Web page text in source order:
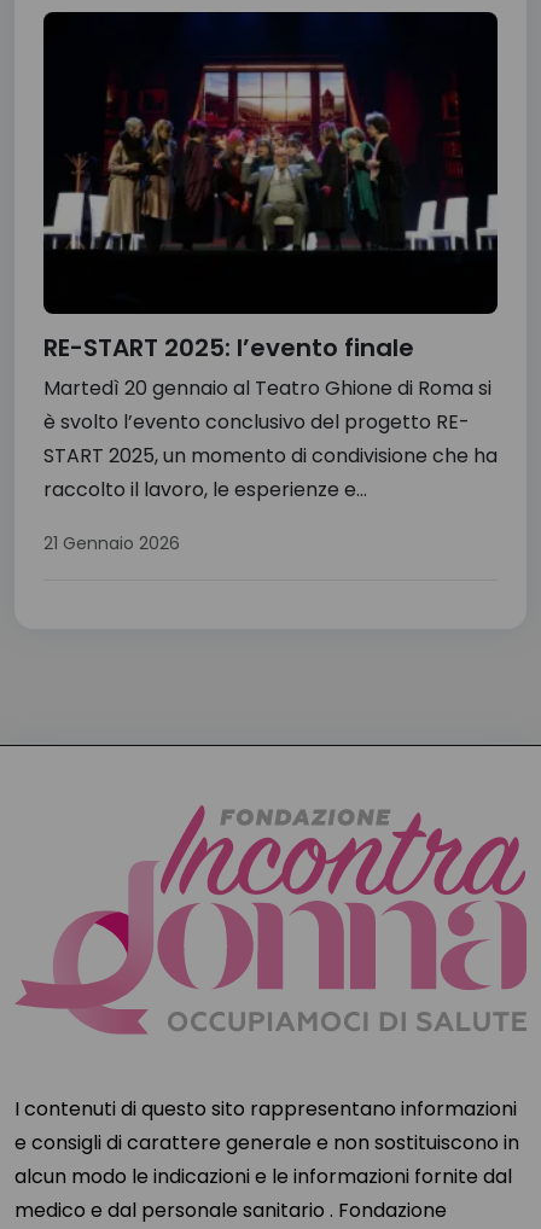
RE-START 2025: l’evento finale
Martedì 20 gennaio al Teatro Ghione di Roma si
è svolto l’evento conclusivo del progetto RE-
START 2025, un momento di condivisione che ha
raccolto il lavoro, le esperienze e...
21 Gennaio 2026
I contenuti di questo sito rappresentano informazioni
e consigli di carattere generale e non sostituiscono in
alcun modo le indicazioni e le informazioni fornite dal
medico e dal personale sanitario . Fondazione